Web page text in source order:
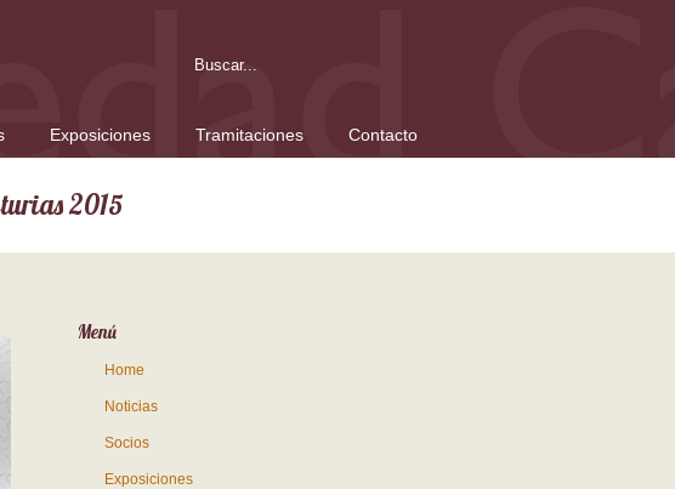
Exposiciones Tramitaciones Contacto
2015
Menú
Home
Noticias
Socios
Exposiciones